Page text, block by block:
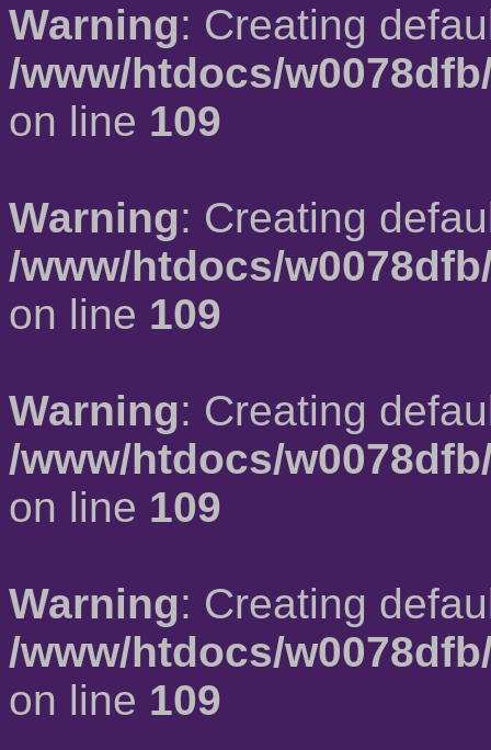
Warning: Creating
/www/htdocs/
on line 109
Warning: Creating
/www/htdocs/
on line 109
Warning: Creating
/www/htdocs/
on line 109
Warning: Creating
/www/htdocs/
on line 109